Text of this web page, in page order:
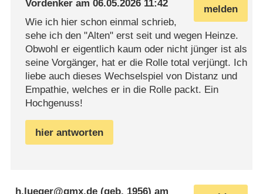
melden
Vordenker am06.05.2026 11:42
Wie ich hier schon einmal schrieb,
sehe ich den "Alten" erst seit und wegen Heinze.
Obwohl er eigentlich kaum oder nicht jünger ist als
seine Vorgänger, hat er die Rolle total verjüngt. Ich
liebe auch dieses Wechselspiel von Distanz und
Empathie, welches er in die Rolle packt. Ein
Hochgenuss!
hier antworten
h.lueger@gmx.de (geb. 1956) am